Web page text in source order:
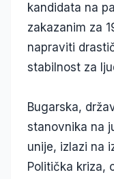
kandidata na
zakazanim za
napraviti
stabilnost za
Bugarska,
stanovnika na
unije, izlazi na
Politička kriza,